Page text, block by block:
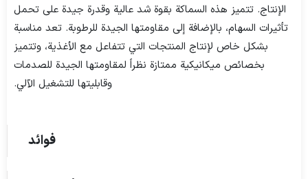
الإنتاج. تتميز هذه السماكة بقوة شد عالية وقدرة جيدة على تحمل
تأثيرات السهام، بالإضافة إلى مقاومتها الجيدة للرطوبة. تعد مناسبة
بشكل خاص لإنتاج المنتجات التي تتفاعل مع الأغذية، وتتميز
بخصائص ميكانيكية ممتازة نظراً لمقاومتها الجيدة للصدمات
وقابليتها للتشغيل الآلي.
فوائد